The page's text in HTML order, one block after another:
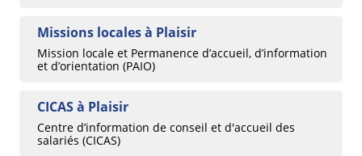
Missions locales à Plaisir
Mission locale et Permanence d’accueil, d’information
et d’orientation (PAIO)
CICAS à Plaisir
Centre d’information de conseil et d'accueil des
salariés (CICAS)